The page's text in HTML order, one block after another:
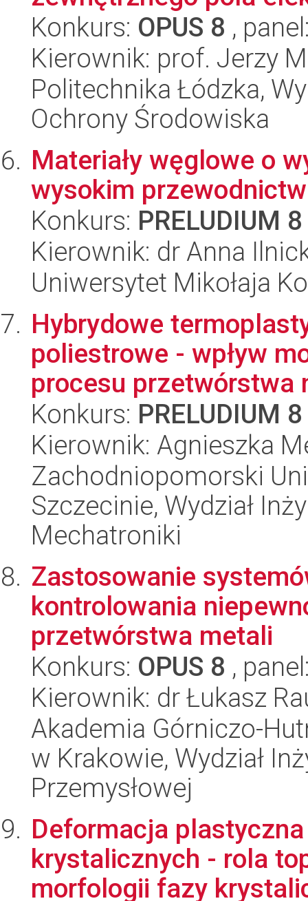
Konkurs: OPUS 8 ,
Kierownik: prof. Jerzy
Politechnika Łódzka,
Ochrony Środowiska
Materiały węglowe o
wysokim
Konkurs: PRELUDIUM 8
Kierownik: dr Anna
Uniwersytet Mikołaja
Hybrydowe
poliestrowe - wpływ
procesu przetwórstwa
Konkurs: PRELUDIUM 8
Kierownik: Agnieszka
Zachodniopomorski
Szczecinie, Wydział
Mechatroniki
Zastosowanie
kontrolowania
przetwórstwa metali
Konkurs: OPUS 8 ,
Kierownik: dr Łukasz
Akademia Górniczo-
w Krakowie, Wydział
Przemysłowej
Deformacja
krystalicznych - rola
morfologii fazy